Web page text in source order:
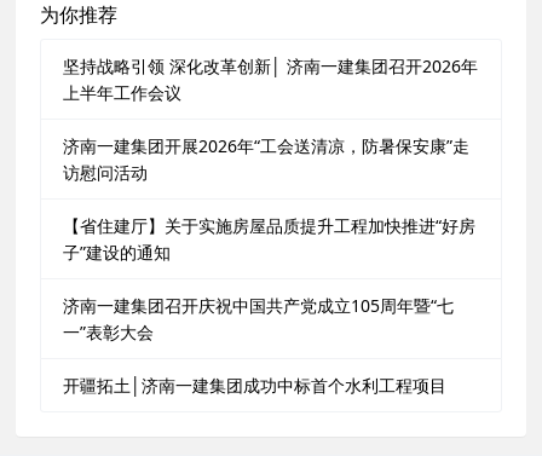
为你推荐
坚持战略引领 深化改革创新│ 济南一建集团召开2026年
上半年工作会议
济南一建集团开展2026年“工会送清凉，防暑保安康”走
访慰问活动
【省住建厅】关于实施房屋品质提升工程加快推进“好房
子”建设的通知
济南一建集团召开庆祝中国共产党成立105周年暨“七
一”表彰大会
开疆拓土│济南一建集团成功中标首个水利工程项目